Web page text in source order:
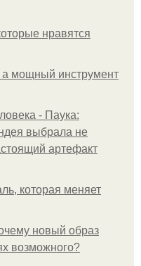
нравятся
а мощный инструмент
- Паука:
выбрала не
артефакт
которая меняет
новый образ
возможного?